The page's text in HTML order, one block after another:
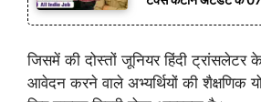
जिसमें की दोस्तों जूनियर हिंदी ट्रांसलेटर
आवेदन करने वाले अभ्यर्थियों की शैक्षणिक